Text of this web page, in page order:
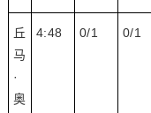
丘
马
·
奥
4:48 0/1 0/1